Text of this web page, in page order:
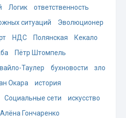
Логик
ответственность
ситуаций
Эволюционер
НДС Полянская
Кекало
Пётр Штомпель
Таулер бухновости
зло
Окара
история
Социальные сети
искусство
Алёна Гончаренко